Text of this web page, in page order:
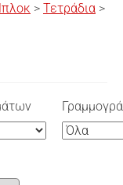
> Τετράδια >